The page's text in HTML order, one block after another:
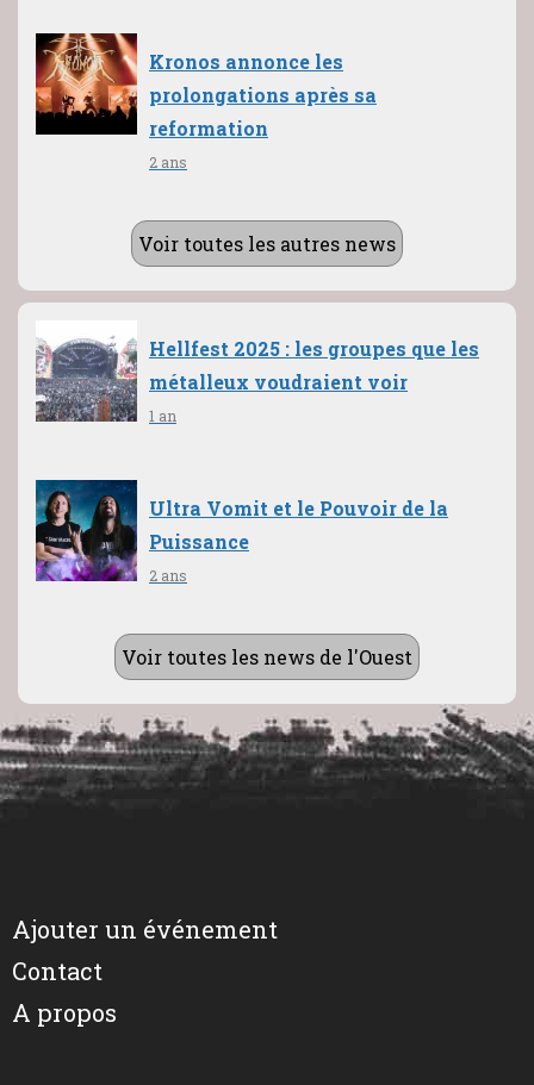
Kronos annonce les
prolongations après sa
reformation
2 ans
Voir toutes les autres news
Hellfest 2025 : les groupes que les
métalleux voudraient voir
1 an
Ultra Vomit et le Pouvoir de la
Puissance
2 ans
Voir toutes les news de l'Ouest
Ajouter un événement
Contact
A propos